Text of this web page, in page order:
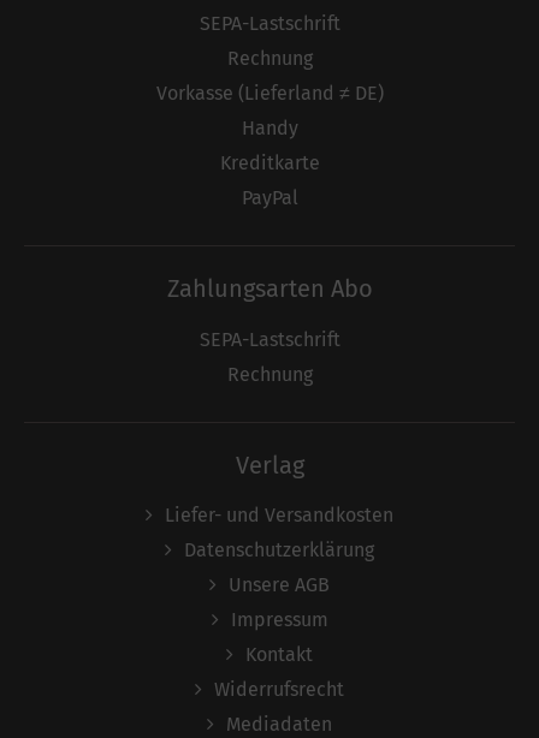
SEPA-Lastschrift
Rechnung
Vorkasse (Lieferland ≠ DE)
Handy
Kreditkarte
PayPal
Zahlungsarten Abo
SEPA-Lastschrift
Rechnung
Verlag
Liefer- und Versandkosten
Datenschutzerklärung
Unsere AGB
Impressum
Kontakt
Widerrufsrecht
Mediadaten